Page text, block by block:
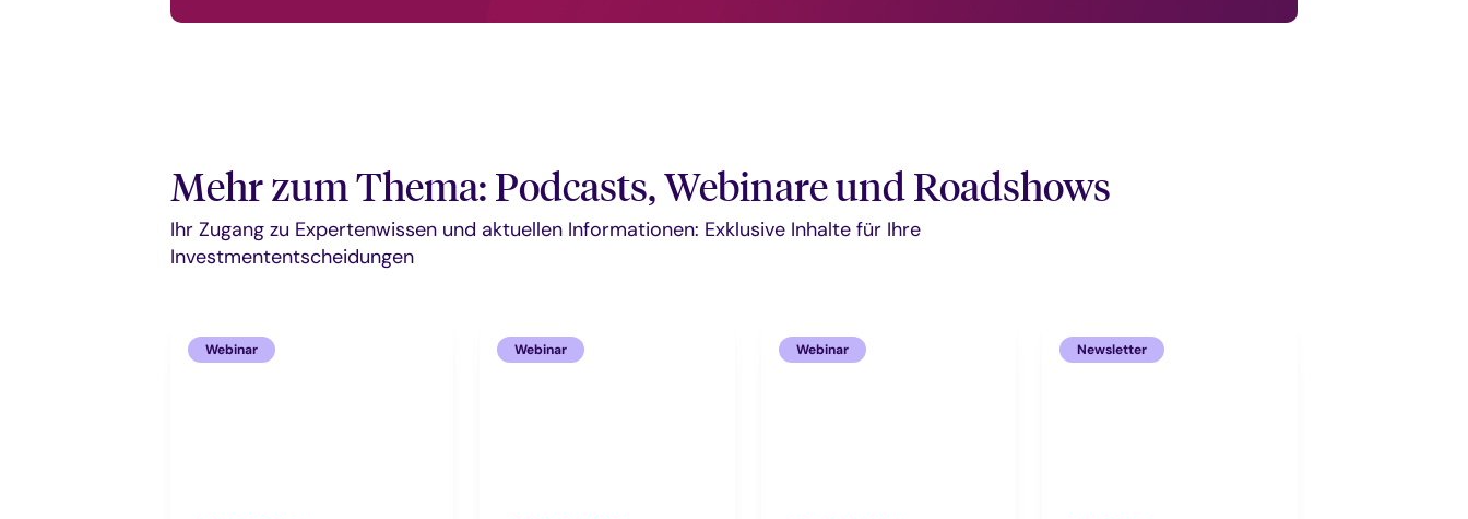
Mehr zum Thema: Podcasts, Webinare und Roadshows
Ihr Zugang zu Expertenwissen und aktuellen Informationen: Exklusive Inhalte für Ihre
Investmententscheidungen
Webinar Webinar Webinar Newsletter